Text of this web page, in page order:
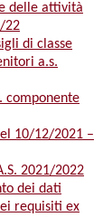
delle attività
22
di classe
a.s.
componente
10/12/2021 –
2021/2022
dei dati
requisiti ex